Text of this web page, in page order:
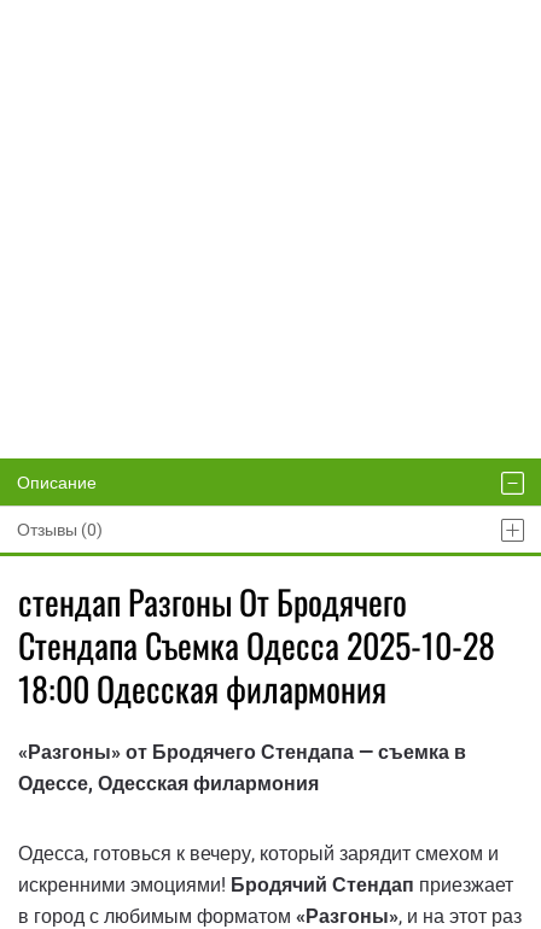
Описание
Отзывы (0)
стендап Разгоны От Бродячего
Стендапа Съемка Одесса 2025-10-28
18:00 Одесская филармония
«Разгоны» от Бродячего Стендапа — съемка в
Одессе, Одесская филармония
Одесса, готовься к вечеру, который зарядит смехом и
искренними эмоциями! Бродячий Стендап приезжает
в город с любимым форматом «Разгоны», и на этот раз